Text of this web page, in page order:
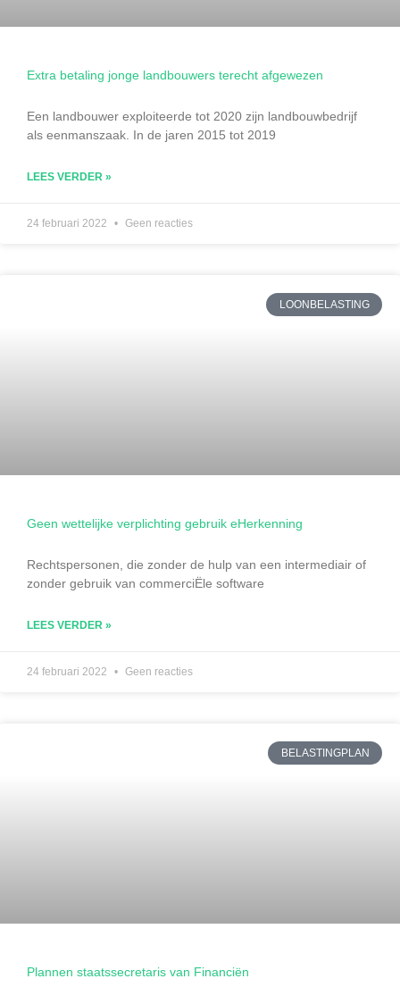
Extra betaling jonge landbouwers terecht afgewezen
Een landbouwer exploiteerde tot 2020 zijn landbouwbedrijf
als eenmanszaak. In de jaren 2015 tot 2019
LEES VERDER »
24 februari 2022 Geen reacties
LOONBELASTING
Geen wettelijke verplichting gebruik eHerkenning
Rechtspersonen, die zonder de hulp van een intermediair of
zonder gebruik van commerciËle software
LEES VERDER »
24 februari 2022 Geen reacties
BELASTINGPLAN
Plannen staatssecretaris van Financiën